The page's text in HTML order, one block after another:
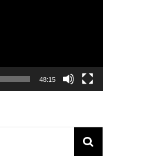
48:15